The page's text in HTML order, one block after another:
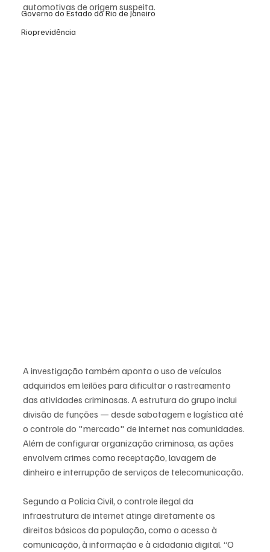
Governo do Estado do Rio de Janeiro
Rioprevidência
automotivas de origem suspeita.
A investigação também aponta o uso de veículos
adquiridos em leilões para dificultar o rastreamento
das atividades criminosas. A estrutura do grupo inclui
divisão de funções — desde sabotagem e logística até
o controle do "mercado" de internet nas comunidades.
Além de configurar organização criminosa, as ações
envolvem crimes como receptação, lavagem de
dinheiro e interrupção de serviços de telecomunicação.
Segundo a Polícia Civil, o controle ilegal da
infraestrutura de internet atinge diretamente os
direitos básicos da população, como o acesso à
comunicação, à informação e à cidadania digital. “O